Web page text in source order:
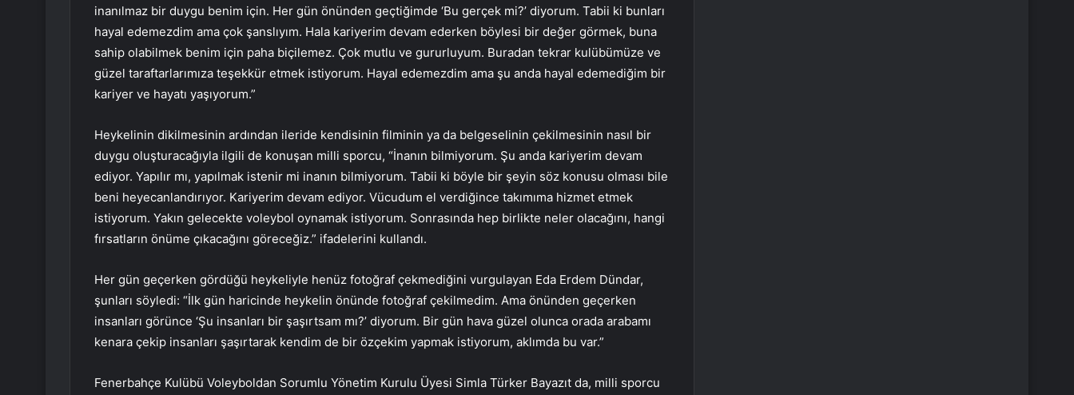
inanılmaz bir duygu benim için. Her gün önünden geçtiğimde ‘Bu gerçek mi?’ diyorum. Tabii ki bunları
hayal edemezdim ama çok şanslıyım. Hala kariyerim devam ederken böylesi bir değer görmek, buna
sahip olabilmek benim için paha biçilemez. Çok mutlu ve gururluyum. Buradan tekrar kulübümüze ve
güzel taraftarlarımıza teşekkür etmek istiyorum. Hayal edemezdim ama şu anda hayal edemediğim bir
kariyer ve hayatı yaşıyorum.”
Heykelinin dikilmesinin ardından ileride kendisinin filminin ya da belgeselinin çekilmesinin nasıl bir
duygu oluşturacağıyla ilgili de konuşan milli sporcu, “İnanın bilmiyorum. Şu anda kariyerim devam
ediyor. Yapılır mı, yapılmak istenir mi inanın bilmiyorum. Tabii ki böyle bir şeyin söz konusu olması bile
beni heyecanlandırıyor. Kariyerim devam ediyor. Vücudum el verdiğince takımıma hizmet etmek
istiyorum. Yakın gelecekte voleybol oynamak istiyorum. Sonrasında hep birlikte neler olacağını, hangi
fırsatların önüme çıkacağını göreceğiz.” ifadelerini kullandı.
Her gün geçerken gördüğü heykeliyle henüz fotoğraf çekmediğini vurgulayan Eda Erdem Dündar,
şunları söyledi: “İlk gün haricinde heykelin önünde fotoğraf çekilmedim. Ama önünden geçerken
insanları görünce ‘Şu insanları bir şaşırtsam mı?’ diyorum. Bir gün hava güzel olunca orada arabamı
kenara çekip insanları şaşırtarak kendim de bir özçekim yapmak istiyorum, aklımda bu var.”
Fenerbahçe Kulübü Voleyboldan Sorumlu Yönetim Kurulu Üyesi Simla Türker Bayazıt da, milli sporcu